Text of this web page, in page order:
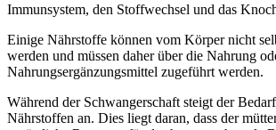
Immunsystem, den Stoffwechsel und das
Einige Nährstoffe können vom Körper nicht
werden und müssen daher über die Nahrung
Nahrungsergänzungsmittel zugeführt werden.
Während der Schwangerschaft steigt der
Nährstoffen an. Dies liegt daran, dass der